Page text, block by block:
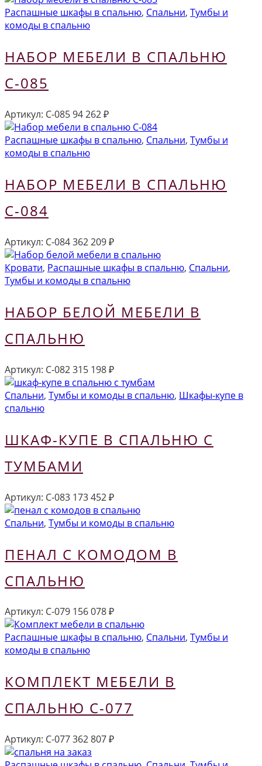
Распашные шкафы в спальню, Спальни, Тумбы и
комоды в спальню
НАБОР МЕБЕЛИ В СПАЛЬНЮ
С-085
Артикул: С-08594 262₽
Распашные шкафы в спальню, Спальни, Тумбы и
комоды в спальню
НАБОР МЕБЕЛИ В СПАЛЬНЮ
С-084
Артикул: С-084362 209₽
Кровати, Распашные шкафы в спальню, Спальни,
Тумбы и комоды в спальню
НАБОР БЕЛОЙ МЕБЕЛИ В
СПАЛЬНЮ
Артикул: С-082315 198₽
Спальни, Тумбы и комоды в спальню, Шкафы-купе в
спальню
ШКАФ-КУПЕ В СПАЛЬНЮ С
ТУМБАМИ
Артикул: С-083 173 452₽
Спальни, Тумбы и комоды в спальню
ПЕНАЛ С КОМОДОМ В
СПАЛЬНЮ
Артикул: С-079 156 078₽
Распашные шкафы в спальню, Спальни, Тумбы и
комоды в спальню
КОМПЛЕКТ МЕБЕЛИ В
СПАЛЬНЮ С-077
Артикул: С-077362 807₽